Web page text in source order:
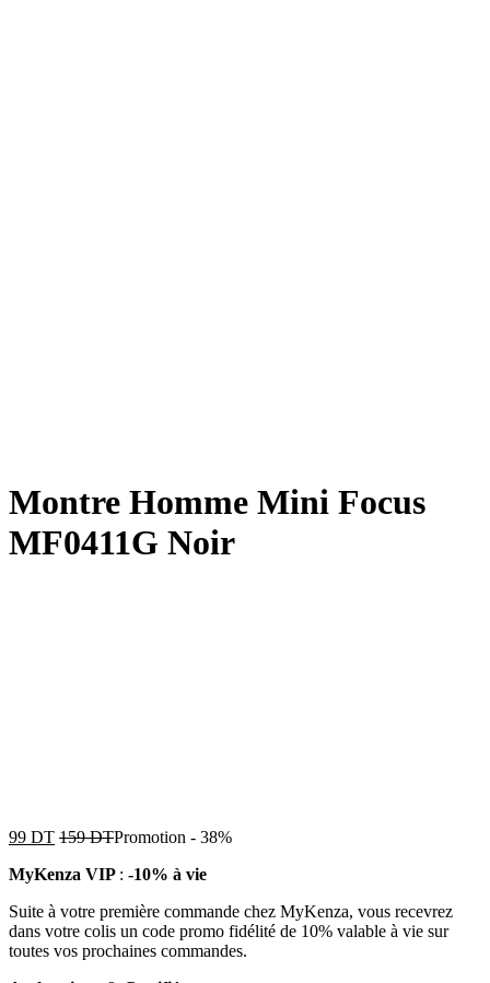
Montre Homme Mini Focus
MF0411G Noir
99 DT 159DTPromotion - 38%
MyKenza VIP : -10% à vie
Suite à votre première commande chez MyKenza, vous recevrez
dans votre colis un code promo fidélité de 10% valable à vie sur
toutes vos prochaines commandes.